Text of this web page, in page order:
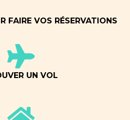
FAIRE VOS RÉSERVATIONS
UN VOL